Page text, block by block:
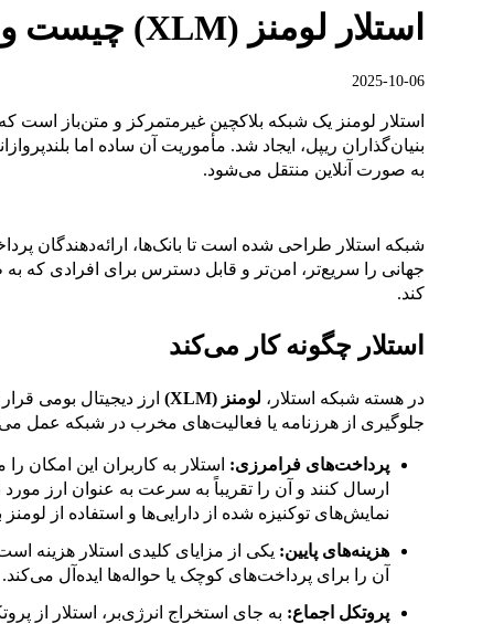
استلار لومنز (XLM) چیست و چگونه کار می‌کند؟
2025-10-06
بنیان‌گذاران ریپل، ایجاد شد. مأموریت آن ساده اما
به صورت آنلاین منتقل می‌شود.
شبکه استلار طراحی شده است تا بانک‌ها، ارائه‌دهندگان
جهانی را سریع‌تر، امن‌تر و قابل دسترس برای افرادی که
کند.
استلار چگونه کار می‌کند
در هسته شبکه استلار، لومنز (XLM)
ارز دیجیتال بومی
جلوگیری از هرزنامه یا فعالیت‌های مخرب در شبکه عمل
پرداخت‌های فرامرزی: استلار به کاربران این امکان
ارسال کنند و آن را تقریباً به سرعت به عنوان ارز
نمایش‌های توکنیزه شده از دارایی‌ها و استفاده از
هزینه‌های پایین: یکی از مزایای کلیدی استلار هزینه
آن را برای پرداخت‌های کوچک یا حواله‌ها ایده‌آل می‌کند.
پروتکل اجماع: